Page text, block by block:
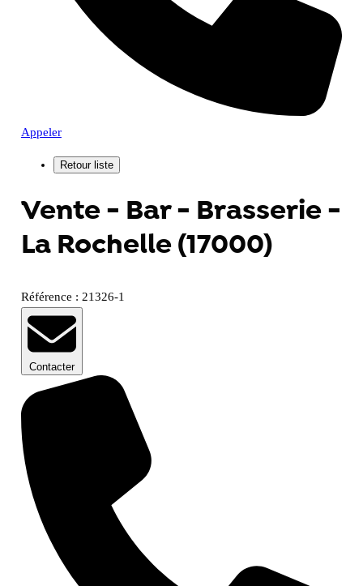
Appeler
Vente - Bar - Brasserie -
La Rochelle (17000)
Référence : 21326-1
Contacter